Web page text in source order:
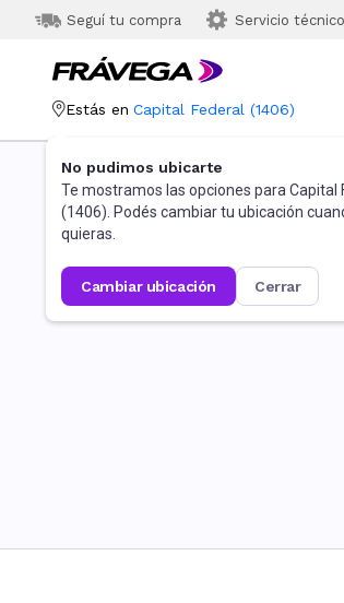
Seguí tu compra Servicio técnico
Estás en Capital Federal (1406)
No pudimos ubicarte
Te mostramos las opciones para Capital
(1406). Podés cambiar tu ubicación
quieras.
cambiar ubicación cerrar